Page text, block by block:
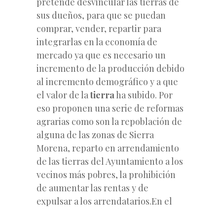
sus dueños, para que se puedan
comprar, vender, repartir para
integrarlas en la economía de
mercado ya que es necesario un
incremento de la producción debido
al incremento demográfico y a que
el valor de latierraha subido. Por
eso proponen una serie de reformas
agrarias como son la repoblación de
alguna de las zonas de Sierra
Morena, reparto en arrendamiento
de las tierras del Ayuntamiento a los
vecinos más pobres, la prohibición
de aumentar las rentas y de
expulsar a los arrendatarios.En el